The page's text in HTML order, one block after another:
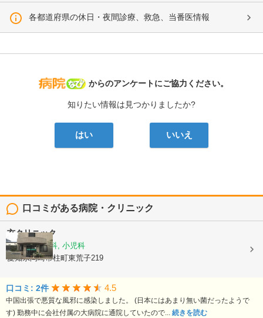
各都道府県の休日・夜間診療、救急、当番医情報
病院なび
からのアンケートにご協力ください。
知りたい情報は見つかりましたか?
はい いいえ
口コミがある病院・クリニック
玄クリニック
内科, 消化器科, 小児科
愛知県岡崎市柱町東荒子219
口コミ: 2件 4.5
中国出張で悪質な風邪に感染しました。 (日本にはあまり無い菌だったようで
す) 勤務中に会社付属の大病院に通院していたので... 続きを読む